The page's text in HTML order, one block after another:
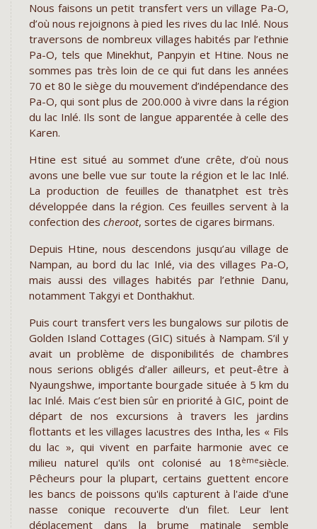
Nous faisons un petit transfert vers un village Pa-O,
d’où nous rejoignons à pied les rives du lac Inlé. Nous
traversons de nombreux villages habités par l’ethnie
Pa-O, tels que Minekhut, Panpyin et Htine. Nous ne
sommes pas très loin de ce qui fut dans les années
70 et 80 le siège du mouvement d’indépendance des
Pa-O, qui sont plus de 200.000 à vivre dans la région
du lac Inlé. Ils sont de langue apparentée à celle des
Karen.
Htine est situé au sommet d’une crête, d’où nous
avons une belle vue sur toute la région et le lac Inlé.
La production de feuilles de thanatphet est très
développée dans la région. Ces feuilles servent à la
confection des cheroot, sortes de cigares birmans.
Depuis Htine, nous descendons jusqu’au village de
Nampan, au bord du lac Inlé, via des villages Pa-O,
mais aussi des villages habités par l’ethnie Danu,
notamment Takgyi et Donthakhut.
Puis court transfert vers les bungalows sur pilotis de
Golden Island Cottages (GIC) situés à Nampam. S’il y
avait un problème de disponibilités de chambres
nous serions obligés d’aller ailleurs, et peut-être à
Nyaungshwe, importante bourgade située à 5 km du
lac Inlé. Mais c’est bien sûr en priorité à GIC, point de
départ de nos excursions à travers les jardins
flottants et les villages lacustres des Intha, les « Fils
du lac », qui vivent en parfaite harmonie avec ce
milieu naturel qu'ils ont colonisé au 18èmesiècle.
Pêcheurs pour la plupart, certains guettent encore
les bancs de poissons qu'ils capturent à l'aide d'une
nasse conique recouverte d'un filet. Leur lent
déplacement dans la brume matinale semble